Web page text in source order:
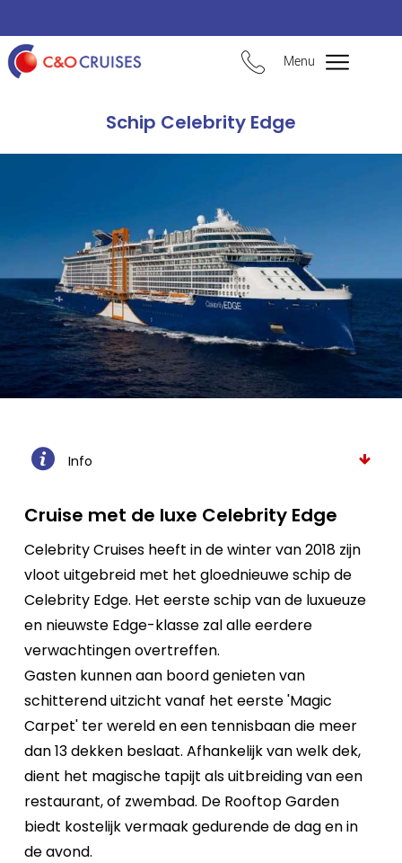
Menu
Schip Celebrity Edge
Info
Cruise met de luxe Celebrity Edge
Celebrity Cruises heeft in de winter van 2018 zijn
vloot uitgebreid met het gloednieuwe schip de
Celebrity Edge. Het eerste schip van de luxueuze
en nieuwste Edge-klasse zal alle eerdere
verwachtingen overtreffen.
Gasten kunnen aan boord genieten van
schitterend uitzicht vanaf het eerste 'Magic
Carpet' ter wereld en een tennisbaan die meer
dan 13 dekken beslaat. Afhankelijk van welk dek,
dient het magische tapijt als uitbreiding van een
restaurant, of zwembad. De Rooftop Garden
biedt kostelijk vermaak gedurende de dag en in
de avond.